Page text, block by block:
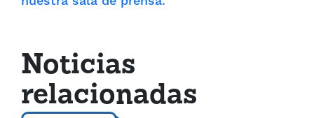
Noticias
relacionadas